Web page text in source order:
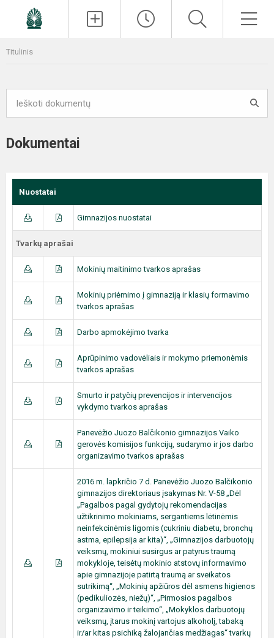
Titulinis
Dokumentai
Nuostatai
Gimnazijos nuostatai
Tvarkų aprašai
Mokinių maitinimo tvarkos aprašas
Mokinių priėmimo į gimnaziją ir klasių formavimo
tvarkos aprašas
Darbo apmokėjimo tvarka
Aprūpinimo vadovėliais ir mokymo priemonėmis
tvarkos aprašas
Smurto ir patyčių prevencijos ir intervencijos
vykdymo tvarkos aprašas
Panevėžio Juozo Balčikonio gimnazijos Vaiko
gerovės komisijos funkcijų, sudarymo ir jos darbo
organizavimo tvarkos aprašas
2016 m. lapkričio 7 d. Panevėžio Juozo Balčikonio
gimnazijos direktoriaus įsakymas Nr. V-58 „Dėl
„Pagalbos pagal gydytojų rekomendacijas
užtikrinimo mokiniams, sergantiems lėtinėmis
neinfekcinėmis ligomis (cukriniu diabetu, bronchų
astma, epilepsija ar kita)“, „Gimnazijos darbuotojų
veiksmų, mokiniui susirgus ar patyrus traumą
mokykloje, teisėtų mokinio atstovų informavimo
apie gimnazijoje patirtą traumą ar sveikatos
sutrikimą“, „Mokinių apžiūros dėl asmens higienos
(pedikuliozės, niežų)“, „Pirmosios pagalbos
organizavimo ir teikimo“, „Mokyklos darbuotojų
veiksmų, įtarus mokinį vartojus alkoholį, tabaką
ir/ar kitas psichiką žalojančias medžiagas“ tvarkų